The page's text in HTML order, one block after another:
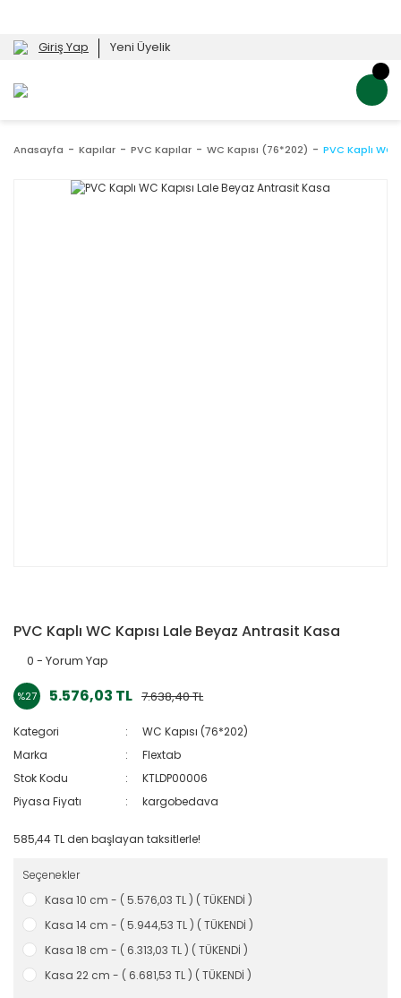
Giriş Yap Yeni Üyelik
Anasayfa Kapılar PVC Kapılar WC Kapısı (76*202) PVC Kaplı WC
PVC Kaplı WC Kapısı Lale Beyaz Antrasit Kasa
0 - Yorum Yap
%27 5.576,03 TL 7.638,40 TL
Kategori
WC Kapısı (76*202)
Marka
Flextab
Stok Kodu
KTLDP00006
Piyasa Fiyatı
kargobedava
585,44 TL den başlayan taksitlerle!
Seçenekler
Kasa 10 cm - ( 5.576,03 TL ) ( TÜKENDİ )
Kasa 14 cm - ( 5.944,53 TL ) ( TÜKENDİ )
Kasa 18 cm - ( 6.313,03 TL ) ( TÜKENDİ )
Kasa 22 cm - ( 6.681,53 TL ) ( TÜKENDİ )